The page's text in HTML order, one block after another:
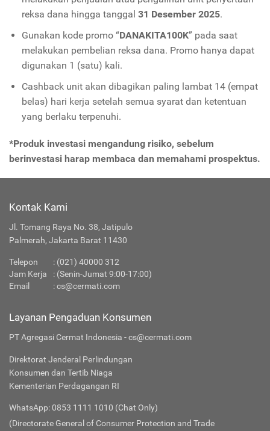
reksa dana hingga tanggal 31 Desember 2025.
Gunakan kode promo “DANAKITA100K” pada saat
melakukan pembelian reksa dana. Promo hanya dapat
digunakan 1 (satu) kali.
Cashback unit akan dibagikan paling lambat 14 (empat
belas) hari kerja setelah semua syarat dan ketentuan
yang berlaku terpenuhi.
*Produk investasi mengandung risiko, sebelum
berinvestasi harap membaca dan memahami prospektus.
Kontak Kami
Jl. Tomang Raya No. 38, Jatipulo
Palmerah, Jakarta Barat 11430
Telepon : (021) 40000 312
Jam Kerja
: (Senin-Jumat 9:00-17:00)
Email
:cs@cermati.com
Layanan Pengaduan Konsumen
PT Agregasi Cermat Indonesia - cs@cermati.com
Direktorat Jenderal Perlindungan
Konsumen dan Tertib Niaga
Kementerian Perdagangan RI
WhatsApp: 0853 1111 1010 (Chat Only)
(Directorate General of Consumer Protection and Trade